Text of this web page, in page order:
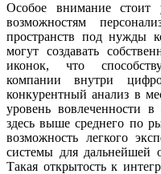
Особое внимание стоит
возможностям
пространств под нужды
могут создавать
иконок, что
компании внутри
конкурентный анализ в
уровень вовлеченности
здесь выше среднего по
возможность легкого
системы для дальнейшей
Такая открытость к